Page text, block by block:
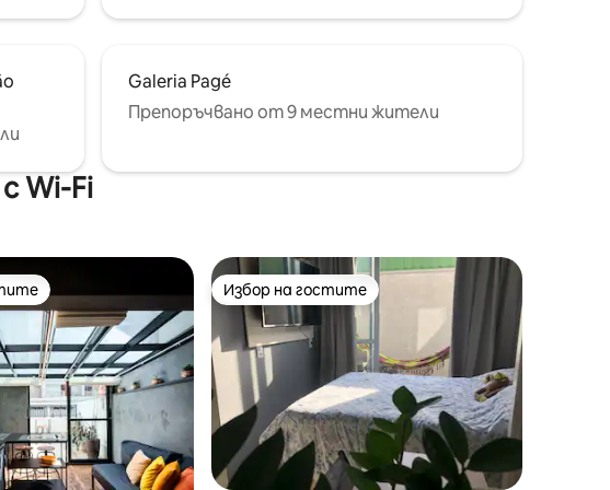
Galeria Pagé
Препоръчвано от 9 местни жители
Wi-Fi
Избор на гостите
Избор на гостите